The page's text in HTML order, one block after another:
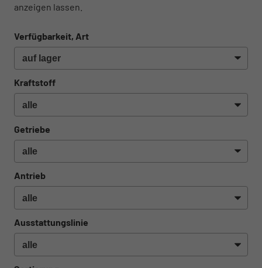
anzeigen lassen.
Verfügbarkeit, Art
Kraftstoff
Getriebe
Antrieb
Ausstattungslinie